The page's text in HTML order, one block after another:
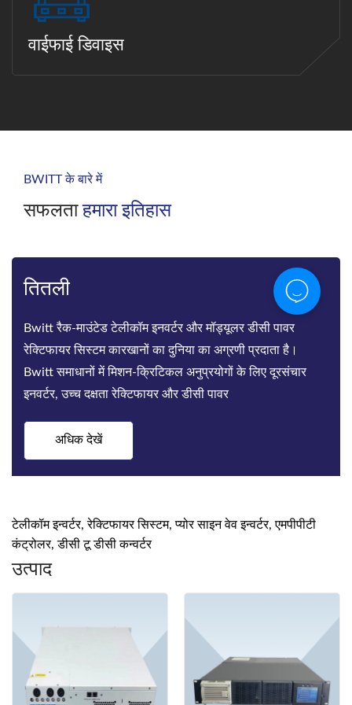
वाईफाई डिवाइस
BWITT के बारे में
सफलताहमारा इतिहास
तितली
Bwitt रैक-माउंटेड टेलीकॉम इनवर्टर और मॉड्यूलर डीसी पावर
रेक्टिफायर सिस्टम कारखानों का दुनिया का अग्रणी प्रदाता है।
Bwitt समाधानों में मिशन-क्रिटिकल अनुप्रयोगों के लिए दूरसंचार
इनवर्टर, उच्च दक्षता रेक्टिफायर और डीसी पावर
अधिक देखें
टेलीकॉम इन्वर्टर, रेक्टिफायर सिस्टम, प्योर साइन वेव इन्वर्टर, एमपीपीटी
कंट्रोलर, डीसी टू डीसी कन्वर्टर
उत्पाद